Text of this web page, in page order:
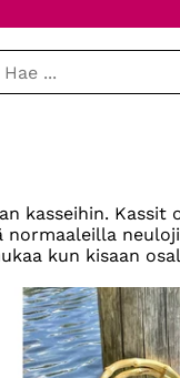
kasseihin. Kassit
kun kisaan